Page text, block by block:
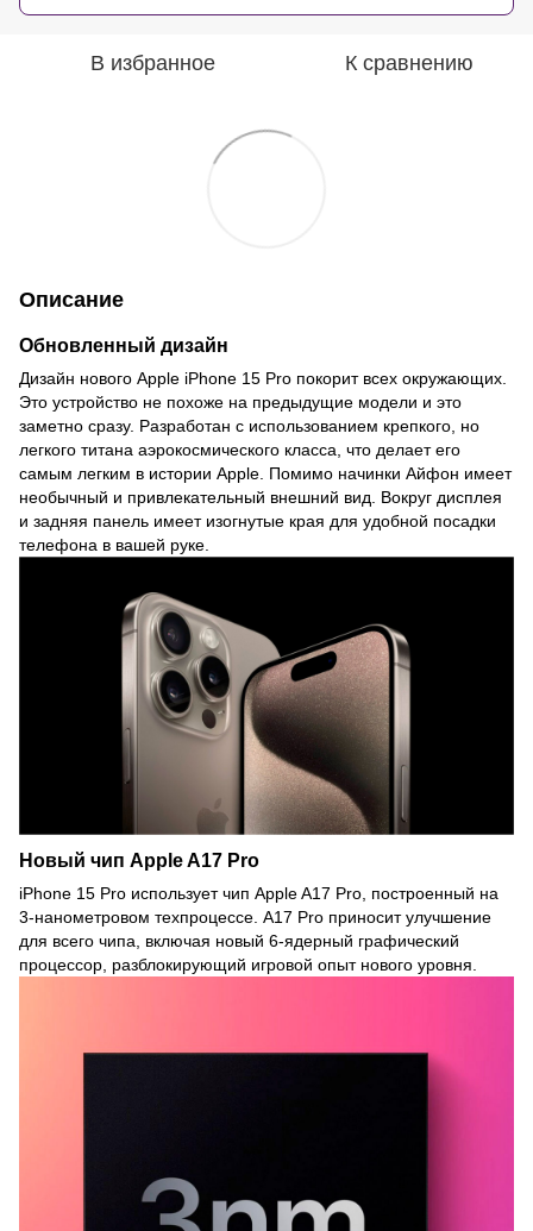
В избранное К сравнению
Описание
Обновленный дизайн
Дизайн нового Apple iPhone 15 Pro покорит всех окружающих.
Это устройство не похоже на предыдущие модели и это
заметно сразу. Разработан с использованием крепкого, но
легкого титана аэрокосмического класса, что делает его
самым легким в истории Apple. Помимо начинки Айфон имеет
необычный и привлекательный внешний вид. Вокруг дисплея
и задняя панель имеет изогнутые края для удобной посадки
телефона в вашей руке.
Новый чип Apple A17 Pro
iPhone 15 Pro использует чип Apple A17 Pro, построенный на
3-нанометровом техпроцессе. A17 Pro приносит улучшение
для всего чипа, включая новый 6-ядерный графический
процессор, разблокирующий игровой опыт нового уровня.